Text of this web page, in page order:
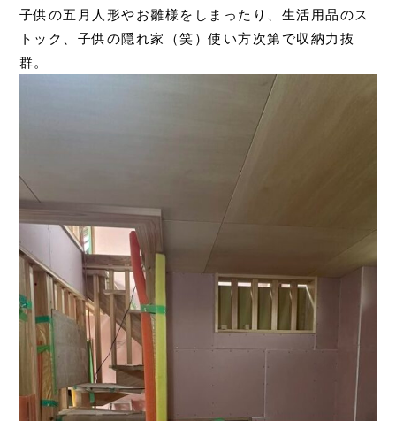
子供の五月人形やお雛様をしまったり、生活用品のス
トック、子供の隠れ家（笑）使い方次第で収納力抜
群。